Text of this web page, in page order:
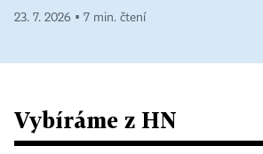
23. 7. 2026 ▪ 7 min. čtení
Vybíráme z HN